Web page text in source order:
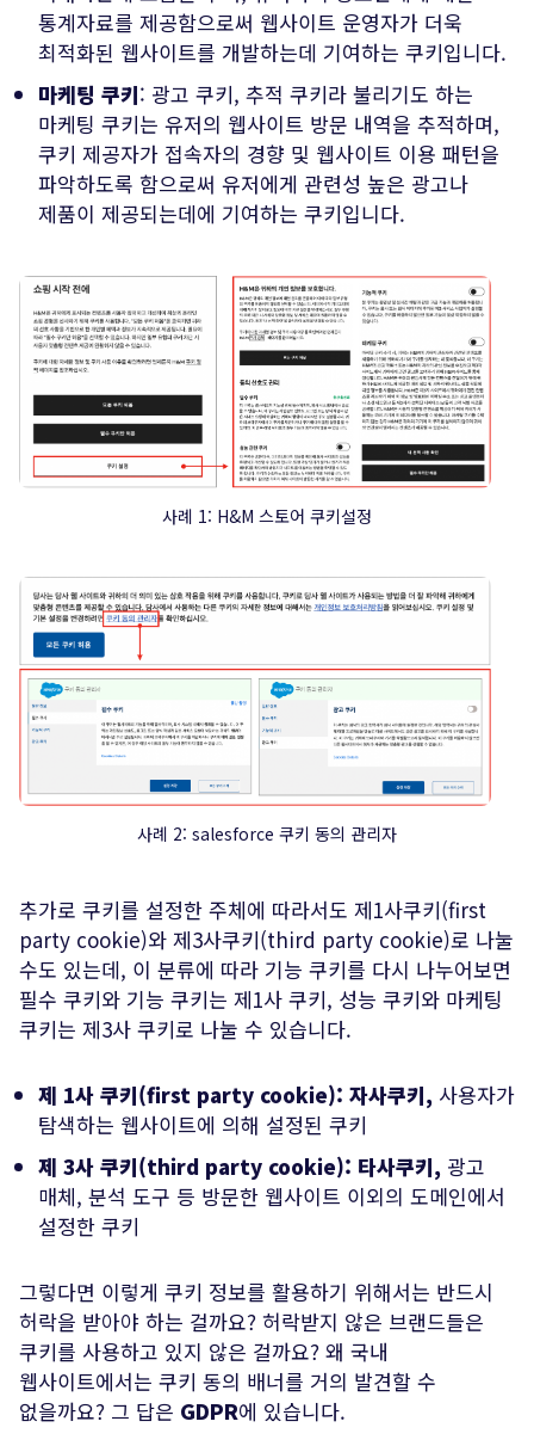
통계자료를 제공함으로써 웹사이트 운영자가 더욱
최적화된 웹사이트를 개발하는데 기여하는 쿠키입니다.
마케팅 쿠키: 광고 쿠키, 추적 쿠키라 불리기도 하는
마케팅 쿠키는 유저의 웹사이트 방문 내역을 추적하며,
쿠키 제공자가 접속자의 경향 및 웹사이트 이용 패턴을
파악하도록 함으로써 유저에게 관련성 높은 광고나
제품이 제공되는데에 기여하는 쿠키입니다.
사례 1: H&M 스토어 쿠키설정
사례 2: salesforce 쿠키 동의 관리자
추가로 쿠키를 설정한 주체에 따라서도 제1사쿠키(first
party cookie)와 제3사쿠키(third party cookie)로 나눌
수도 있는데, 이 분류에 따라 기능 쿠키를 다시 나누어보면
필수 쿠키와 기능 쿠키는 제1사 쿠키, 성능 쿠키와 마케팅
쿠키는 제3사 쿠키로 나눌 수 있습니다.
제 1사 쿠키(first party cookie): 자사쿠키, 사용자가
탐색하는 웹사이트에 의해 설정된 쿠키
제 3사 쿠키(third party cookie): 타사쿠키, 광고
매체, 분석 도구 등 방문한 웹사이트 이외의 도메인에서
설정한 쿠키
그렇다면 이렇게 쿠키 정보를 활용하기 위해서는 반드시
허락을 받아야 하는 걸까요? 허락받지 않은 브랜드들은
쿠키를 사용하고 있지 않은 걸까요? 왜 국내
웹사이트에서는 쿠키 동의 배너를 거의 발견할 수
없을까요? 그 답은 GDPR에 있습니다.